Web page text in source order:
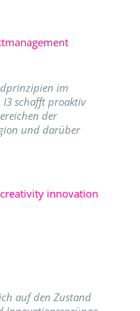
im
schafft proaktiv
der
und darüber
innovation
auf den Zustand